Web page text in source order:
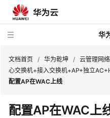
华
全
云
文档首页 / 华为乾坤 / 云管理网络
心交换机+接入交换机+AP+独立
配置AP在WAC上线
配置AP在WAC上